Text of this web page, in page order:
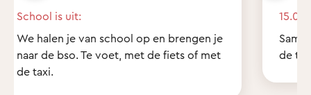
School is uit:
We halen je van school op en brengen je
naar de bso. Te voet, met de fiets of met
de taxi.
15.00
de